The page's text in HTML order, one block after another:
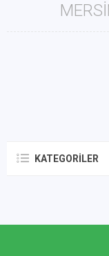
KATEGORILER